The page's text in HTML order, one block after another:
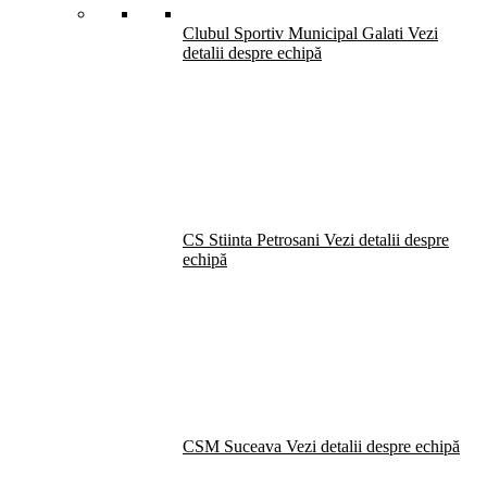
Clubul Sportiv Municipal Galati Vezi
detalii despre echipă
CS Stiinta Petrosani Vezi detalii despre
echipă
CSM Suceava Vezi detalii despre echipă